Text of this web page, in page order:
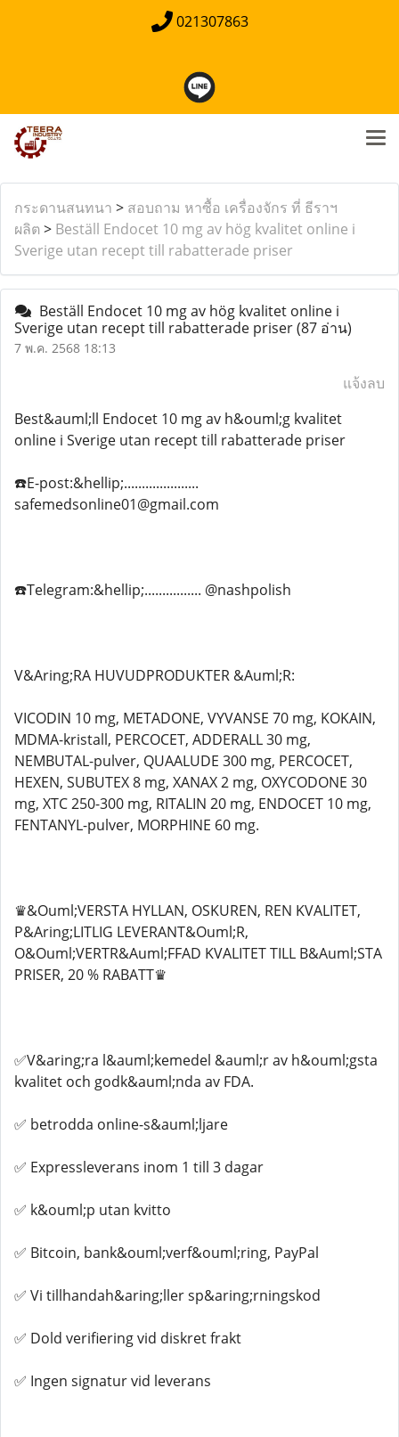
021307863
กระดานสนทนา > สอบถาม หาซื้อ เครื่องจักร ที่ ธีราฯ
ผลิต > Beställ Endocet 10 mg av hög kvalitet online i
Sverige utan recept till rabatterade priser
Beställ Endocet 10 mg av hög kvalitet online i
Sverige utan recept till rabatterade priser(87 อ่าน)
7 พ.ค. 2568 18:13
แจ้งลบ
Best&auml;ll Endocet 10 mg av h&ouml;g kvalitet
online i Sverige utan recept till rabatterade priser
☎️E-post:&hellip;.....................
safemedsonline01@gmail.com
☎️Telegram:&hellip;................ @nashpolish
V&Aring;RA HUVUDPRODUKTER &Auml;R:
VICODIN 10 mg, METADONE, VYVANSE 70 mg, KOKAIN,
MDMA-kristall, PERCOCET, ADDERALL 30 mg,
NEMBUTAL-pulver, QUAALUDE 300 mg, PERCOCET,
HEXEN, SUBUTEX 8 mg, XANAX 2 mg, OXYCODONE 30
mg, XTC 250-300 mg, RITALIN 20 mg, ENDOCET 10 mg,
FENTANYL-pulver, MORPHINE 60 mg.
♛&Ouml;VERSTA HYLLAN, OSKUREN, REN KVALITET,
P&Aring;LITLIG LEVERANT&Ouml;R,
O&Ouml;VERTR&Auml;FFAD KVALITET TILL B&Auml;STA
PRISER, 20 % RABATT♛
✅V&aring;ra l&auml;kemedel &auml;r av h&ouml;gsta
kvalitet och godk&auml;nda av FDA.
✅ betrodda online-s&auml;ljare
✅ Expressleverans inom 1 till 3 dagar
✅ k&ouml;p utan kvitto
✅ Bitcoin, bank&ouml;verf&ouml;ring, PayPal
✅ Vi tillhandah&aring;ller sp&aring;rningskod
✅ Dold verifiering vid diskret frakt
✅ Ingen signatur vid leverans